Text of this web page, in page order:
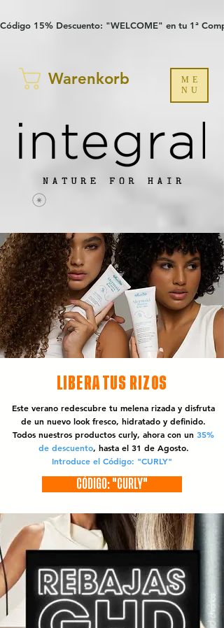
Código 15% Descuento: "WELCOME" en tu 1ª
Warenkorb
ME
NU
LIBERA TUS RIZOS
Este verano redescubre tu melena rizada y disfruta
de un nuevo look fresco, hidratado y definido.
Todos nuestros productos curly, ahora con un 35%
de descuento, hasta el 31 de Agosto.
Introduce el Código: "CURLY"
CÓDIGO: "CURLY"